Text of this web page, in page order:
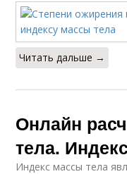
Читать дальше →
Онлайн
тела.
Индекс массы тела